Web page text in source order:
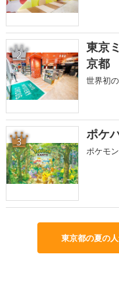
2
東京
京都
世界初
3 ポケ
ポケモ
東京都の夏の